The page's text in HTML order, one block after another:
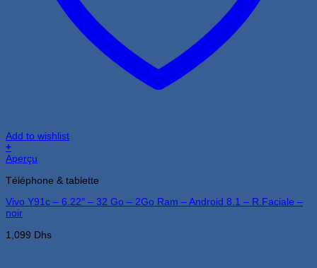
Add to wishlist
+
Aperçu
Téléphone & tablette
Vivo Y91c – 6.22″ – 32 Go – 2Go Ram – Android 8.1 – R.Faciale –
noir
1,099 Dhs